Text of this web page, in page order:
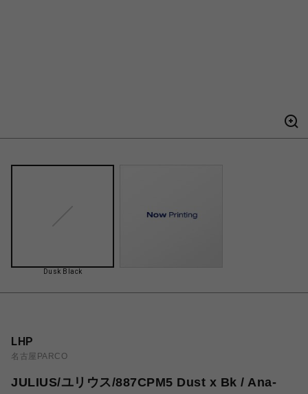
Dusk Black
LHP
名古屋PARCO
JULIUS/ユリウス/887CPM5 Dust x Bk / Ana-